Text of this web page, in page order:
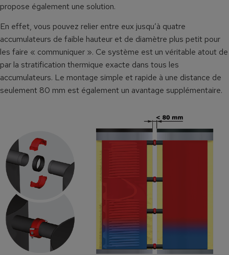
propose également une solution.
En effet, vous pouvez relier entre eux jusqu’à quatre
accumulateurs de faible hauteur et de diamètre plus petit pour
les faire « communiquer ». Ce système est un véritable atout de
par la stratification thermique exacte dans tous les
accumulateurs. Le montage simple et rapide à une distance de
seulement 80 mm est également un avantage supplémentaire.